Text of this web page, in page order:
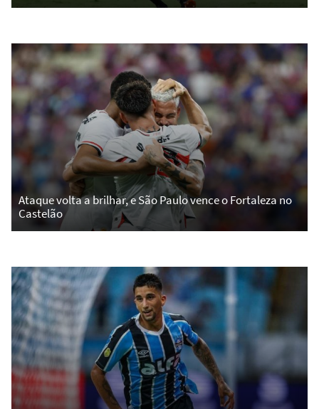
Ataque volta a brilhar, e São Paulo vence o Fortaleza no
Castelão